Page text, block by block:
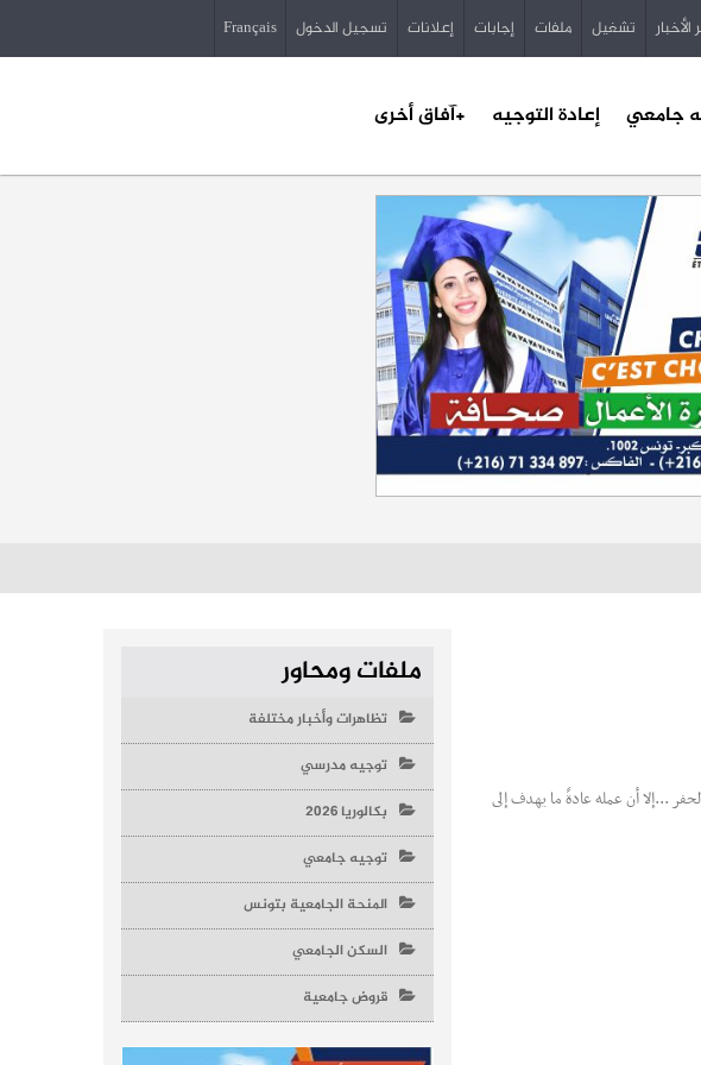
الأخبار تشغيل ملفات إجابات إعلانات تسجيل الدخول Français
جامعي إعادة التوجيه +آفاق أخرى
...إلا أن عمله عادةً ما يهدف إلى
ملفات ومحاور
تظاهرات وأخبار مختلفة
توجيه مدرسي
بكالوريا 2026
توجيه جامعي
المنحة الجامعية بتونس
السكن الجامعي
قروض جامعية